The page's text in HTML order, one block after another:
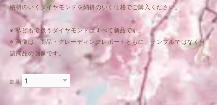
納得のいくダイヤモンドを納得のいく価格でご購入ください。
※ 私どもで扱うダイヤモンドはすべて新品です。
※ 画像は、商品・グレーディングレポートともに、サンプルではなく当
該商品の画像です。
数量